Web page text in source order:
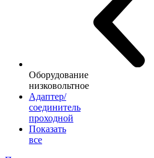
Оборудование
низковольтное
Адаптер/
соединитель
проходной
Показать
все